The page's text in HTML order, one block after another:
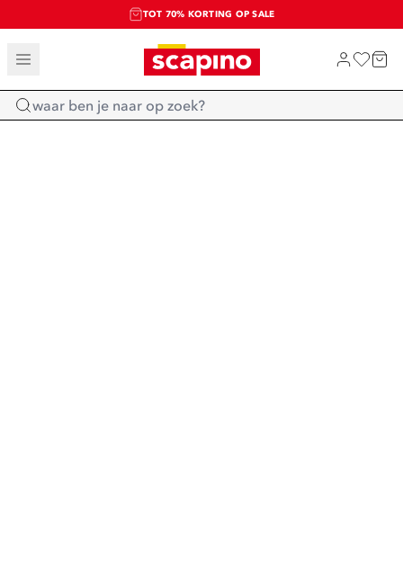
TOT 70% KORTING OP SALE
SALE: LAATSTE KANS!
SHOP NIEUW
Home